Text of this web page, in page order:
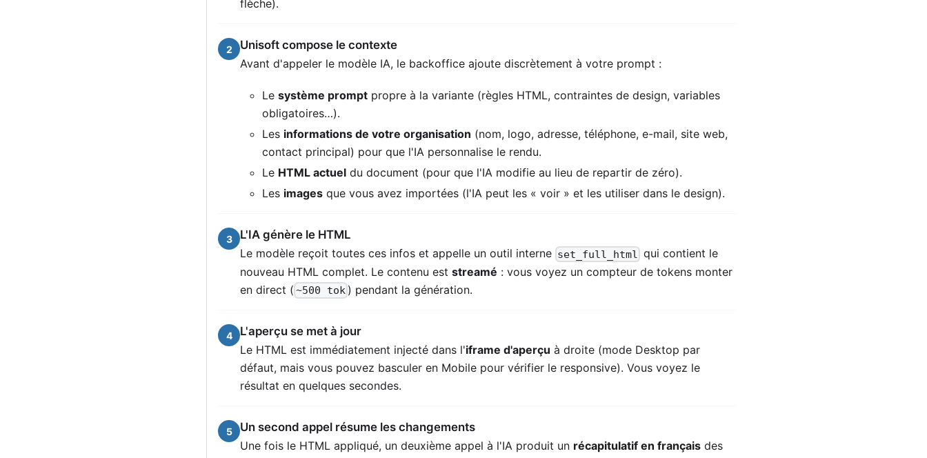
flèche).
2
Unisoft compose le contexte
Avant d'appeler le modèle IA, le backoffice ajoute discrètement à votre prompt :
Le système prompt propre à la variante (règles HTML, contraintes de design, variables
obligatoires…).
Les informations de votre organisation (nom, logo, adresse, téléphone, e-mail, site web,
contact principal) pour que l'IA personnalise le rendu.
Le HTML actuel du document (pour que l'IA modifie au lieu de repartir de zéro).
Les images que vous avez importées (l'IA peut les « voir » et les utiliser dans le design).
3
L'IA génère le HTML
Le modèle reçoit toutes ces infos et appelle un outil interne set_full_html
qui contient le
nouveau HTML complet. Le contenu est streamé : vous voyez un compteur de tokens monter
en direct ( ~500 tok ) pendant la génération.
4
L'aperçu se met à jour
Le HTML est immédiatement injecté dans l'iframe d'aperçu à droite (mode Desktop par
défaut, mais vous pouvez basculer en Mobile pour vérifier le responsive). Vous voyez le
résultat en quelques secondes.
5
Un second appel résume les changements
Une fois le HTML appliqué, un deuxième appel à l'IA produit un récapitulatif en français des